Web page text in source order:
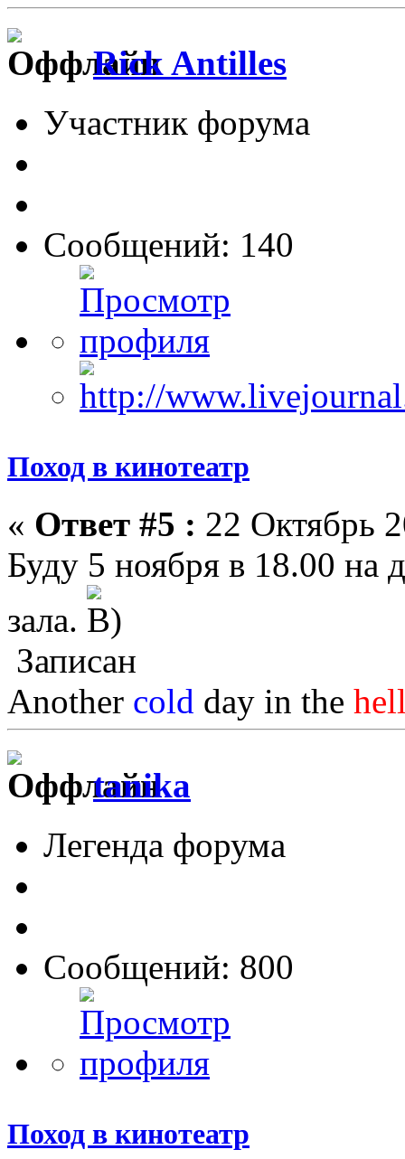
Rick Antilles
Участник форума
Сообщений: 140
Поход в кинотеатр
« Ответ #5 : 22 Октябрь
Буду 5 ноября в 18.00 на
зала.
Записан
Another cold day in the
tanika
Легенда форума
Сообщений: 800
Поход в кинотеатр